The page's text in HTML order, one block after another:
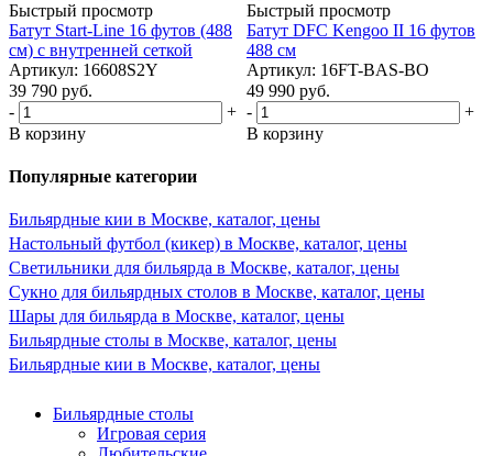
Быстрый просмотр
Батут Start-Line 16 футов (488
см) с внутренней сеткой
Артикул: 16608S2Y
39 790 руб.
-
+
В корзину
Быстрый просмотр
Батут DFC Kengoo II 16 футов
488 см
Артикул: 16FT-BAS-BO
49 990 руб.
-
+
В корзину
Популярные категории
Бильярдные кии в Москве, каталог, цены
Настольный футбол (кикер) в Москве, каталог, цены
Светильники для бильярда в Москве, каталог, цены
Сукно для бильярдных столов в Москве, каталог, цены
Шары для бильярда в Москве, каталог, цены
Бильярдные столы в Москве, каталог, цены
Бильярдные кии в Москве, каталог, цены
Бильярдные столы
Игровая серия